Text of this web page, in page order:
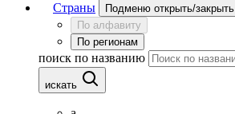
Страны
Подменю открыть/закрыть
По алфавиту
По регионам
поиск по названию
искать